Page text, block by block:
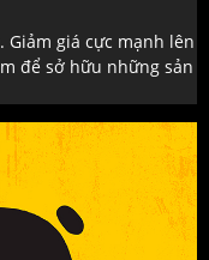
Giảm giá cực mạnh lên
để sở hữu những sản